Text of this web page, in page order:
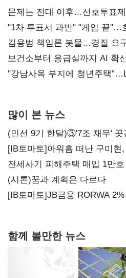
문제는 전대 이후…선호투표
불복'
"1차 투표서 과반" "게임 끝"…
김용범 책임론 봇물…경질 요
보건소부터 응급실까지 AI 확
"강남사옥 부지에 청년주택
많이 본 뉴스
(민선 9기 한달)③'7조 채무'
20년만에 '비상재정' 선언 승부
[IB토마토]아워홈 떠난 구미
가족 지배체제 구축
전세사기 피해주택 매입 1만
4만278명
(시론)꿈과 계획은 다르다
[IB토마토]JB금융 RORWA
함께 볼만한 뉴스